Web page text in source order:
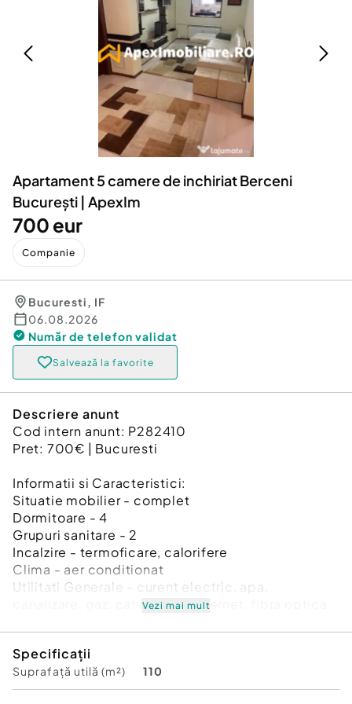
Animale de companie
Afaceri și echipamente profesionale
Inchiriere Bunuri si Vehicule
Utilaje agricole si industriale
Piese auto si accesorii
Dacia Duster
Apartament 5 camere de inchiriat Berceni
București | ApexIm
700 eur
Companie
Bucuresti, IF
06.08.2026
Număr de telefon validat
Salvează la favorite
Descriere anunt
Cod intern anunt: P282410
Pret: 700€ | Bucuresti
Informatii si Caracteristici:
Situatie mobilier - complet
Dormitoare - 4
Grupuri sanitare - 2
Incalzire - termoficare, calorifere
Clima - aer conditionat
Utilitati Generale - curent electric, apa,
canalizare, gaz, catv, acces internet, fibra optica,
gaz, contor curent electric
Clasa Energetica - A
Vezi mai mult
Specificații
Suprafață utilă (m²) 110